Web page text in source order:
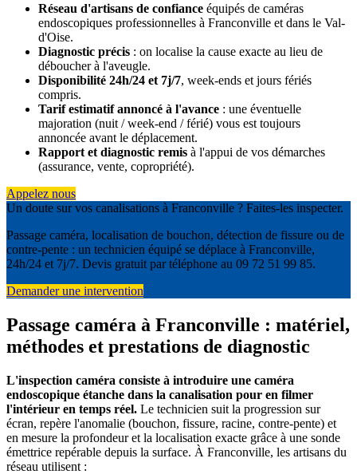
Réseau d'artisans de confiance équipés de caméras
endoscopiques professionnelles à Franconville et dans le Val-
d'Oise.
Diagnostic précis : on localise la cause exacte au lieu de
déboucher à l'aveugle.
Disponibilité 24h/24 et 7j/7, week-ends et jours fériés
compris.
Tarif estimatif annoncé à l'avance : une éventuelle
majoration (nuit / week-end / férié) vous est toujours
annoncée avant le déplacement.
Rapport et diagnostic remis à l'appui de vos démarches
(assurance, vente, copropriété).
Appelez nous
Un doute sur vos canalisations à Franconville ? Faites-les inspecter.
Passage caméra, localisation de bouchon, détection de fissure ou de
contre-pente : un technicien équipé se déplace à Franconville,
24h/24 et 7j/7. Devis gratuit par téléphone au 09 72 51 99 85.
Demander une intervention
Passage caméra à Franconville : matériel,
méthodes et prestations de diagnostic
L'inspection caméra consiste à introduire une caméra
endoscopique étanche dans la canalisation pour en filmer
l'intérieur en temps réel. Le technicien suit la progression sur
écran, repère l'anomalie (bouchon, fissure, racine, contre-pente) et
en mesure la profondeur et la localisation exacte grâce à une sonde
émettrice repérable depuis la surface. À Franconville, les artisans du
réseau utilisent :